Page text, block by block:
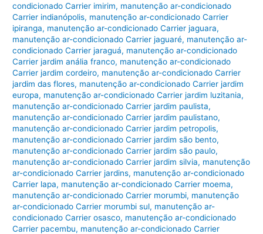
condicionado Carrier imirim, manutenção ar-condicionado
Carrier indianópolis, manutenção ar-condicionado Carrier
ipiranga, manutenção ar-condicionado Carrier jaguara,
manutenção ar-condicionado Carrier jaguaré, manutenção ar-
condicionado Carrier jaraguá, manutenção ar-condicionado
Carrier jardim anália franco, manutenção ar-condicionado
Carrier jardim cordeiro, manutenção ar-condicionado Carrier
jardim das flores, manutenção ar-condicionado Carrier jardim
europa, manutenção ar-condicionado Carrier jardim luzitania,
manutenção ar-condicionado Carrier jardim paulista,
manutenção ar-condicionado Carrier jardim paulistano,
manutenção ar-condicionado Carrier jardim petropolis,
manutenção ar-condicionado Carrier jardim são bento,
manutenção ar-condicionado Carrier jardim são paulo,
manutenção ar-condicionado Carrier jardim silvia, manutenção
ar-condicionado Carrier jardins, manutenção ar-condicionado
Carrier lapa, manutenção ar-condicionado Carrier moema,
manutenção ar-condicionado Carrier morumbi, manutenção
ar-condicionado Carrier morumbi sul, manutenção ar-
condicionado Carrier osasco, manutenção ar-condicionado
Carrier pacembu, manutenção ar-condicionado Carrier